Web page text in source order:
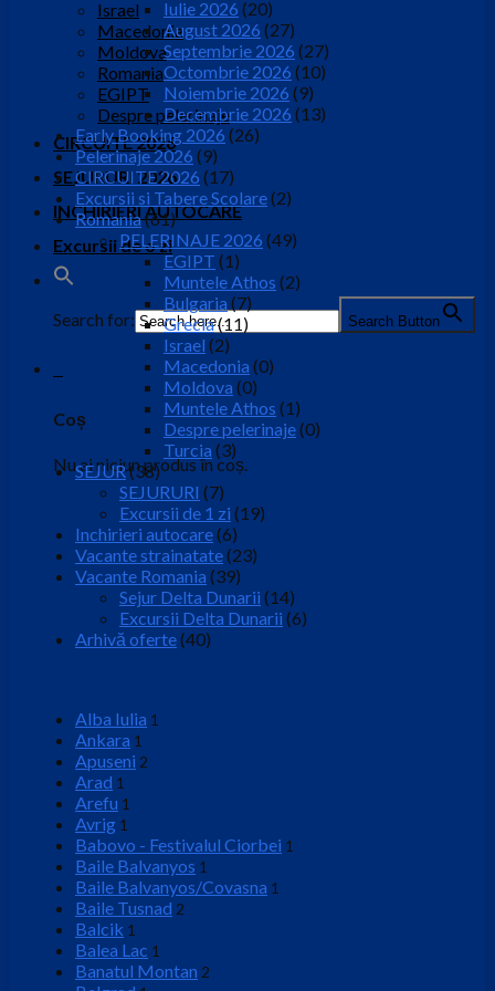
Israel
Macedonia
Moldova
Romania
EGIPT
Despre pelerinaje
CIRCUITE 2026
SEJURURI 2026
INCHIRIERI AUTOCARE
Excursii de o zi
Search for: Search Button
Coș
Nu ai niciun produs în coș.
Iulie 2026 (20)
August 2026 (27)
Septembrie 2026 (27)
Octombrie 2026 (10)
Noiembrie 2026 (9)
Decembrie 2026 (13)
Early Booking 2026 (26)
Pelerinaje 2026 (9)
CIRCUITE 2026 (17)
Excursii si Tabere Scolare(2)
Romania(61)
PELERINAJE 2026 (49)
EGIPT (1)
Muntele Athos (2)
Bulgaria (7)
Grecia(11)
Israel (2)
Macedonia (0)
Moldova (0)
Muntele Athos (1)
Despre pelerinaje(0)
Turcia (3)
SEJUR(38)
SEJURURI (7)
Excursii de 1 zi (19)
Inchirieri autocare(6)
Vacante strainatate(23)
Vacante Romania (39)
Sejur Delta Dunarii (14)
Excursii Delta Dunarii (6)
Arhivă oferte(40)
Alba Iulia 1
Ankara 1
Apuseni 2
Arad 1
Arefu 1
Avrig 1
Babovo - Festivalul Ciorbei 1
Baile Balvanyos 1
Baile Balvanyos/Covasna 1
Baile Tusnad 2
Balcik 1
Balea Lac 1
Banatul Montan 2